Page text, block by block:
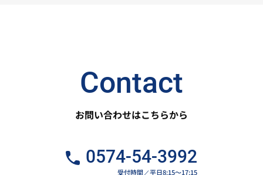
Contact
お問い合わせはこちらから
0574-54-3992
受付時間／平日8:15～17:15